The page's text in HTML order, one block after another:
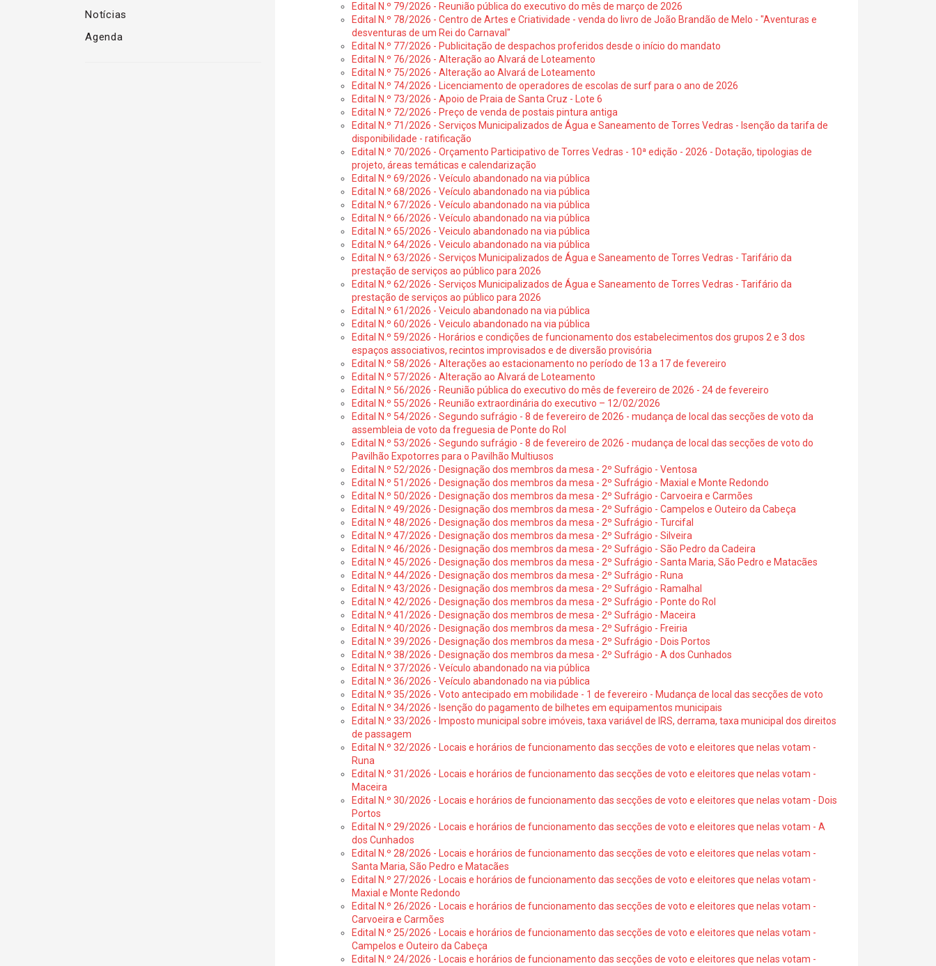
Notícias
Agenda
Edital N.º 79/2026 - Reunião pública do executivo do mês de março de 2026
Edital N.º 78/2026 - Centro de Artes e Criatividade - venda do livro de João Brandão de Melo - "Aventuras e
desventuras de um Rei do Carnaval"
Edital N.º 77/2026 - Publicitação de despachos proferidos desde o início do mandato
Edital N.º 76/2026 - Alteração ao Alvará de Loteamento
Edital N.º 75/2026 - Alteração ao Alvará de Loteamento
Edital N.º 74/2026 - Licenciamento de operadores de escolas de surf para o ano de 2026
Edital N.º 73/2026 - Apoio de Praia de Santa Cruz - Lote 6
Edital N.º 72/2026 - Preço de venda de postais pintura antiga
Edital N.º 71/2026 - Serviços Municipalizados de Água e Saneamento de Torres Vedras - Isenção da tarifa de
disponibilidade - ratificação
Edital N.º 70/2026 - Orçamento Participativo de Torres Vedras - 10ª edição - 2026 - Dotação, tipologias de
projeto, áreas temáticas e calendarização
Edital N.º 69/2026 - Veículo abandonado na via pública
Edital N.º 68/2026 - Veículo abandonado na via pública
Edital N.º 67/2026 - Veículo abandonado na via pública
Edital N.º 66/2026 - Veículo abandonado na via pública
Edital N.º 65/2026 - Veiculo abandonado na via pública
Edital N.º 64/2026 - Veiculo abandonado na via pública
Edital N.º 63/2026 - Serviços Municipalizados de Água e Saneamento de Torres Vedras - Tarifário da
prestação de serviços ao público para 2026
Edital N.º 62/2026 - Serviços Municipalizados de Água e Saneamento de Torres Vedras - Tarifário da
prestação de serviços ao público para 2026
Edital N.º 61/2026 - Veiculo abandonado na via pública
Edital N.º 60/2026 - Veiculo abandonado na via pública
Edital N.º 59/2026 - Horários e condições de funcionamento dos estabelecimentos dos grupos 2 e 3 dos
espaços associativos, recintos improvisados e de diversão provisória
Edital N.º 58/2026 - Alterações ao estacionamento no período de 13 a 17 de fevereiro
Edital N.º 57/2026 - Alteração ao Alvará de Loteamento
Edital N.º 56/2026 - Reunião pública do executivo do mês de fevereiro de 2026 - 24 de fevereiro
Edital N.º 55/2026 - Reunião extraordinária do executivo – 12/02/2026
Edital N.º 54/2026 - Segundo sufrágio - 8 de fevereiro de 2026 - mudança de local das secções de voto da
assembleia de voto da freguesia de Ponte do Rol
Edital N.º 53/2026 - Segundo sufrágio - 8 de fevereiro de 2026 - mudança de local das secções de voto do
Pavilhão Expotorres para o Pavilhão Multiusos
Edital N.º 52/2026 - Designação dos membros da mesa - 2º Sufrágio - Ventosa
Edital N.º 51/2026 - Designação dos membros da mesa - 2º Sufrágio - Maxial e Monte Redondo
Edital N.º 50/2026 - Designação dos membros da mesa - 2º Sufrágio - Carvoeira e Carmões
Edital N.º 49/2026 - Designação dos membros da mesa - 2º Sufrágio - Campelos e Outeiro da Cabeça
Edital N.º 48/2026 - Designação dos membros da mesa - 2º Sufrágio - Turcifal
Edital N.º 47/2026 - Designação dos membros da mesa - 2º Sufrágio - Silveira
Edital N.º 46/2026 - Designação dos membros da mesa - 2º Sufrágio - São Pedro da Cadeira
Edital N.º 45/2026 - Designação dos membros da mesa - 2º Sufrágio - Santa Maria, São Pedro e Matacães
Edital N.º 44/2026 - Designação dos membros da mesa - 2º Sufrágio - Runa
Edital N.º 43/2026 - Designação dos membros da mesa - 2º Sufrágio - Ramalhal
Edital N.º 42/2026 - Designação dos membros da mesa - 2º Sufrágio - Ponte do Rol
Edital N.º 41/2026 - Designação dos membros de mesa - 2º Sufrágio - Maceira
Edital N.º 40/2026 - Designação dos membros da mesa - 2º Sufrágio - Freiria
Edital N.º 39/2026 - Designação dos membros da mesa - 2º Sufrágio - Dois Portos
Edital N.º 38/2026 - Designação dos membros da mesa - 2º Sufrágio - A dos Cunhados
Edital N.º 37/2026 - Veículo abandonado na via pública
Edital N.º 36/2026 - Veículo abandonado na via pública
Edital N.º 35/2026 - Voto antecipado em mobilidade - 1 de fevereiro - Mudança de local das secções de voto
Edital N.º 34/2026 - Isenção do pagamento de bilhetes em equipamentos municipais
Edital N.º 33/2026 - Imposto municipal sobre imóveis, taxa variável de IRS, derrama, taxa municipal dos direitos
de passagem
Edital N.º 32/2026 - Locais e horários de funcionamento das secções de voto e eleitores que nelas votam -
Runa
Edital N.º 31/2026 - Locais e horários de funcionamento das secções de voto e eleitores que nelas votam -
Maceira
Edital N.º 30/2026 - Locais e horários de funcionamento das secções de voto e eleitores que nelas votam - Dois
Portos
Edital N.º 29/2026 - Locais e horários de funcionamento das secções de voto e eleitores que nelas votam - A
dos Cunhados
Edital N.º 28/2026 - Locais e horários de funcionamento das secções de voto e eleitores que nelas votam -
Santa Maria, São Pedro e Matacães
Edital N.º 27/2026 - Locais e horários de funcionamento das secções de voto e eleitores que nelas votam -
Maxial e Monte Redondo
Edital N.º 26/2026 - Locais e horários de funcionamento das secções de voto e eleitores que nelas votam -
Carvoeira e Carmões
Edital N.º 25/2026 - Locais e horários de funcionamento das secções de voto e eleitores que nelas votam -
Campelos e Outeiro da Cabeça
Edital N.º 24/2026 - Locais e horários de funcionamento das secções de voto e eleitores que nelas votam -